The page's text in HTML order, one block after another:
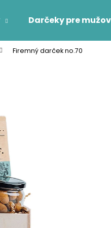
Darčeky pre mužov
Firemný darček no.70
Čo potrebujete